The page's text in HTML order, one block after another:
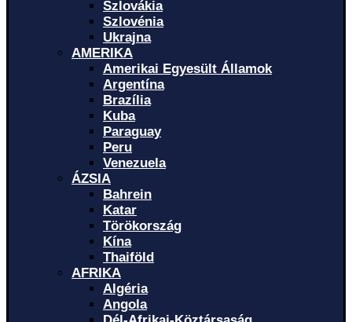
Szlovákia
Szlovénia
Ukrajna
AMERIKA
Amerikai Egyesült Államok
Argentína
Brazília
Kuba
Paraguay
Peru
Venezuela
ÁZSIA
Bahrein
Katar
Törökország
Kína
Thaiföld
AFRIKA
Algéria
Angola